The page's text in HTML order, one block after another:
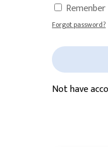
Forgot password?
Not have